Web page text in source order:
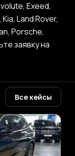
Exeed,
Land Rover,
Porsche,
заявку на
Все кейсы